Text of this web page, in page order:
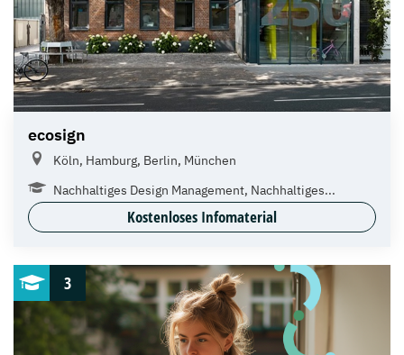
ecosign
Köln, Hamburg, Berlin, München
Nachhaltiges Design Management, Nachhaltiges...
Kostenloses Infomaterial
3